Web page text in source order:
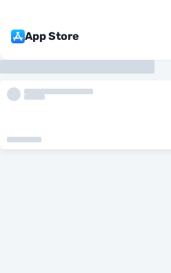
App Store